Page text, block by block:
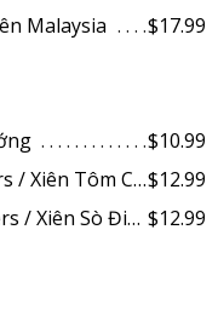
Malaysia
$17.99
$10.99
15. Bacon Wrapped Prawn Skewers / Xiên Tôm Cuốn Thịt Xông Khói Nướng$12.99
16. Bacon Wrapped Scallop Skewers / Xiên Sò Điệp Cuốn Thịt Xông Khói Nướng $12.99